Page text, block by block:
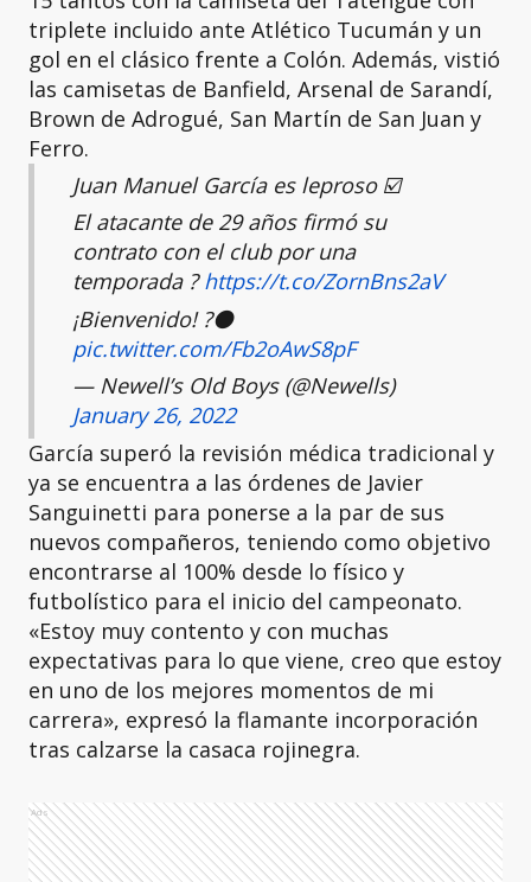
triplete incluido ante Atlético Tucumán y un
gol en el clásico frente a Colón. Además, vistió
las camisetas de Banfield, Arsenal de Sarandí,
Brown de Adrogué, San Martín de San Juan y
Ferro.
Juan Manuel García es leproso ☑️
El atacante de 29 años firmó su
contrato con el club por una
temporada ?https://t.co/ZornBns2aV
¡Bienvenido! ?⚫️
pic.twitter.com/Fb2oAwS8pF
— Newell’s Old Boys (@Newells)
January 26, 2022
García superó la revisión médica tradicional y
ya se encuentra a las órdenes de Javier
Sanguinetti para ponerse a la par de sus
nuevos compañeros, teniendo como objetivo
encontrarse al 100% desde lo físico y
futbolístico para el inicio del campeonato.
«Estoy muy contento y con muchas
expectativas para lo que viene, creo que estoy
en uno de los mejores momentos de mi
carrera», expresó la flamante incorporación
tras calzarse la casaca rojinegra.
Ads